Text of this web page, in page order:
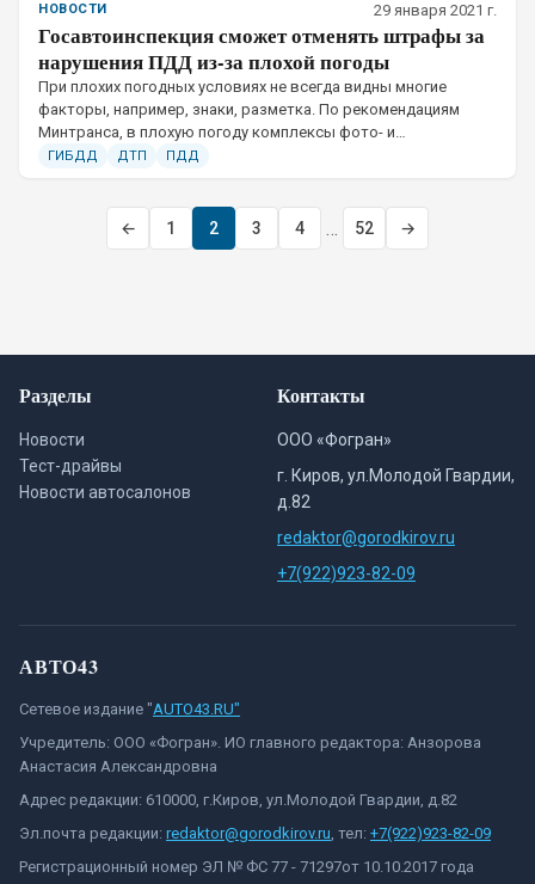
НОВОСТИ 29 января 2021 г.
Госавтоинспекция сможет отменять штрафы за
нарушения ПДД из-за плохой погоды
​При плохих погодных условиях не всегда видны многие
факторы, например, знаки, разметка. По рекомендациям
Минтранса, в плохую погоду комплексы фото- и
видеофиксации не должны фиксировать нарушения ПДД
ГИБДД ДТП ПДД
← 1 2 3 4 52 →
Разделы
Новости
Тест-драйвы
Новости автосалонов
Контакты
ООО «Фогран»
г. Киров, ул.Молодой Гвардии,
д.82
redaktor@gorodkirov.ru
+7(922)923-82-09
АВТО43
Сетевое издание "AUTO43.RU"
Учредитель: ООО «Фогран». ИО главного редактора: Анзорова
Анастасия Александровна
Адрес редакции: 610000, г.Киров, ул.Молодой Гвардии, д.82
Эл.почта редакции: redaktor@gorodkirov.ru, тел: +7(922)923-82-09
Регистрационный номер ЭЛ № ФС 77 - 71297от 10.10.2017 года